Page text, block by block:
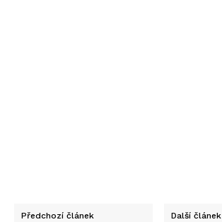
Předchozí článek Další článek